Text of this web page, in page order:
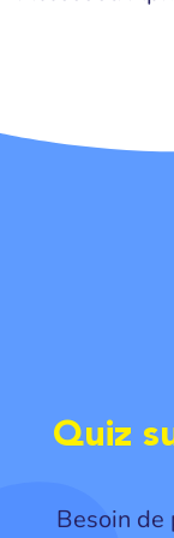
Quiz
Besoin de